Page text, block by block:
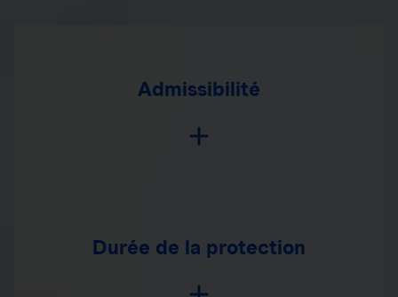
Admissibilité
Durée de la protection